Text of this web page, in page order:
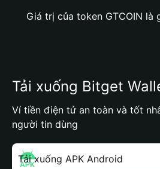
Giá trị của token GTCOIN là
Tải xuống Bitget
Ví tiền điện tử an toàn và tốt
người tin dùng
Tải xuống APK Android